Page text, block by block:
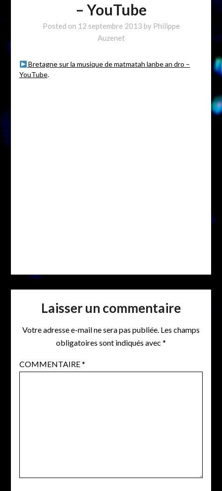
– YouTube
Posted on 12 septembre 2013 by Philippe
Auzenet
Bretagne sur la musique de matmatah lanbe an dro –
YouTube.
Laisser un commentaire
Votre adresse e-mail ne sera pas publiée. Les champs
obligatoires sont indiqués avec *
COMMENTAIRE*